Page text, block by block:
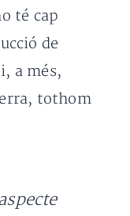
té cap
de
a més,
tothom